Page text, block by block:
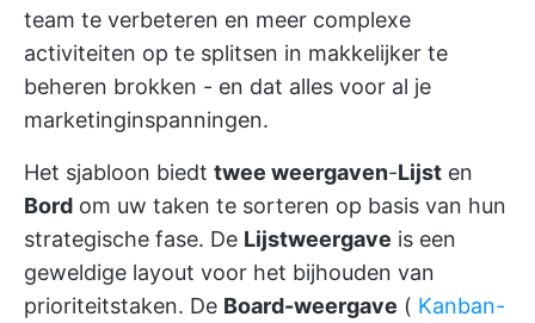
team te verbeteren en meer complexe
activiteiten op te splitsen in makkelijker te
beheren brokken - en dat alles voor al je
marketinginspanningen.
Het sjabloon biedt twee weergaven-Lijst en
Bord om uw taken te sorteren op basis van hun
strategische fase. De Lijstweergave is een
geweldige layout voor het bijhouden van
prioriteitstaken. De Board-weergave ( Kanban-